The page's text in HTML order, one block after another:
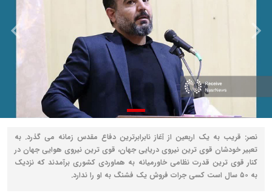
نصر: قریب به یک اربعین از آغاز نابرابرترین دفاع مقدس زمانه می گذرد. به
تعبیر خودشان قوی ترین نیروی دریایی جهان، قوی ترین نیروی هوایی جهان در
کنار قوی ترین قدرت نظامی خاورمیانه به هماوردی کشوری برآمدند که نزدیک
به ۵۰ سال است کسی جرات فروش یک فشنگ به او را ندارد.